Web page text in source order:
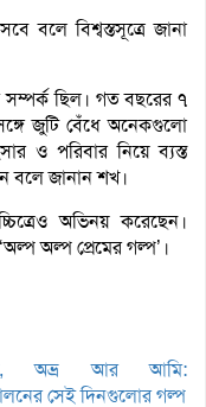
বলে বিশ্বস্তসূত্রে জানা
সম্পর্ক ছিল। গত বছরের ৭
জুটি বেঁধে অনেকগুলো
ও পরিবার নিয়ে ব্যস্ত
বলে জানান শখ।
অভিনয় করেছেন।
অল্প প্রেমের গল্প’।
অভ্র আর আমি:
সেই দিনগুলোর গল্প